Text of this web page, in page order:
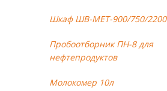
Шкаф ШВ-МЕТ-900/750/2200
Пробоотборник ПН-8 для
нефтепродуктов
Молокомер 10л